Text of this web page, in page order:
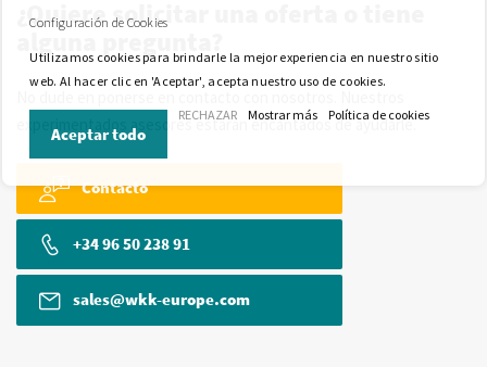
¿Quiere solicitar una oferta o tiene
alguna pregunta?
experimentados asesores estarán encantados de ayudarle.
Contacto
+34 96 50 238 91
sales@wkk-europe.com
Configuración de Cookies
Utilizamos cookies para brindarle la mejor experiencia en nuestro sitio
web. Al hacer clic en 'Aceptar', acepta nuestro uso de cookies.
Aceptar todo
RECHAZAR Mostrar más Política de cookies